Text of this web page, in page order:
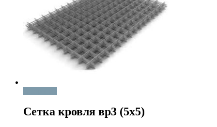
Сетка кровля вр3 (5х5)